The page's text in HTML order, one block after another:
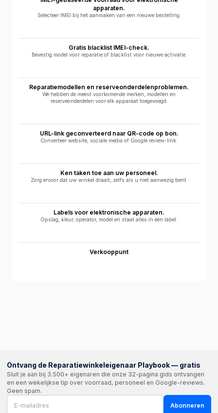
apparaten.
Selecteer IMEI bij het aanmaken van een nieuwe bestelling.
Gratis blacklist IMEI-check.
Bevestig model voor reparatie of blacklist voor nieuwe activatie.
Reparatiemodellen en reserveonderdelenproblemen.
We hebben de meest voorkomende merken, modellen en
reserveonderdelen voor elk apparaat toegevoegd.
URL-link geconverteerd naar QR-code op bon.
Converteer website, sociale media of Google review-link.
Ken taken toe aan uw personeel.
Zorg ervoor dat uw winkel draait, zelfs als u niet aanwezig bent.
Labels voor elektronische apparaten.
Opslag, kleur, operator, model en staat alles in één label.
Verkooppunt
Ontvang de Reparatiewinkeleigenaar Playbook — gratis
Sluit je aan bij 3.500+ eigenaren die onze 32-pagina gids ontvangen
en een wekelijkse tip over voorraad, personeel en Google-reviews.
Geen spam.
Abonneren